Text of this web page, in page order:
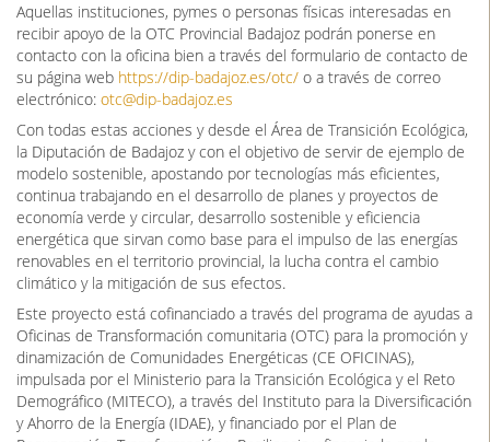
Aquellas instituciones, pymes o personas físicas interesadas en
recibir apoyo de la OTC Provincial Badajoz podrán ponerse en
contacto con la oficina bien a través del formulario de contacto de
su página web https://dip-badajoz.es/otc/ o a través de correo
electrónico: otc@dip-badajoz.es
Con todas estas acciones y desde el Área de Transición Ecológica,
la Diputación de Badajoz y con el objetivo de servir de ejemplo de
modelo sostenible, apostando por tecnologías más eficientes,
continua trabajando en el desarrollo de planes y proyectos de
economía verde y circular, desarrollo sostenible y eficiencia
energética que sirvan como base para el impulso de las energías
renovables en el territorio provincial, la lucha contra el cambio
climático y la mitigación de sus efectos.
Este proyecto está cofinanciado a través del programa de ayudas a
Oficinas de Transformación comunitaria (OTC) para la promoción y
dinamización de Comunidades Energéticas (CE OFICINAS),
impulsada por el Ministerio para la Transición Ecológica y el Reto
Demográfico (MITECO), a través del Instituto para la Diversificación
y Ahorro de la Energía (IDAE), y financiado por el Plan de